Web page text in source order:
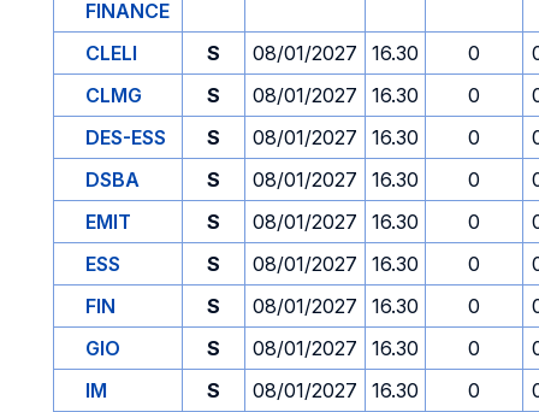
FINANCE
CLELI S 08/01/2027 16.30 0
CLMG
S 08/01/2027 16.30 0
DES-ESS
S 08/01/2027 16.30 0
DSBA
S 08/01/2027 16.30 0
EMIT
S 08/01/2027 16.30 0
ESS
S 08/01/2027 16.30 0
FIN
S 08/01/2027 16.30 0
GIO
S 08/01/2027 16.30 0
IM
S 08/01/2027 16.30 0